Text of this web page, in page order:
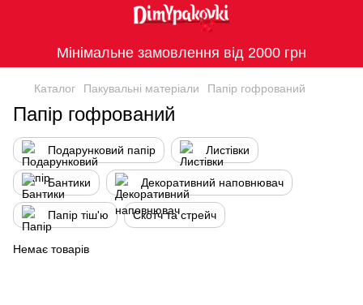
Мінімальне замовлення від 2000 грн
Каталог Пакувальні матеріали Папір гофрований
Папір гофрований
Подарунковий папір Листівки
Бантики Декоративний наповнювач
Папір тіш'ю Скотч та стрейч
Немає товарів